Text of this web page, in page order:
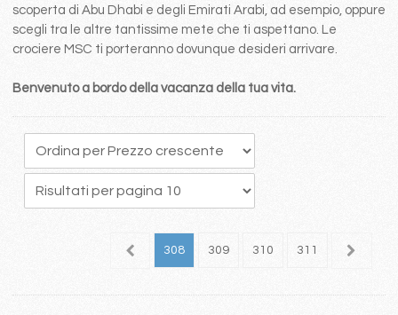
scoperta di Abu Dhabi e degli Emirati Arabi, ad esempio, oppure
scegli tra le altre tantissime mete che ti aspettano. Le
crociere MSC ti porteranno dovunque desideri arrivare.
Benvenuto a bordo della vacanza della tua vita.
307 308 309 310 311 312